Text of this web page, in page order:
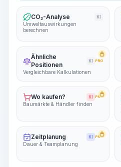
CO₂-Analyse KI
Umweltauswirkungen
berechnen
Ähnliche
Positionen
KI PRO
Vergleichbare Kalkulationen
Wo kaufen? KI PRO
Baumärkte & Händler finden
Zeitplanung KI PRO
Dauer & Teamplanung